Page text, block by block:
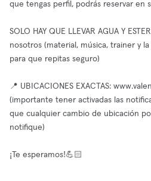
que tengas perfil, podrás reservar en
SOLO HAY QUE LLEVAR AGUA Y
nosotros (material, música, trainer y
para que repitas seguro)
📍 UBICACIONES EXACTAS:
(importante tener activadas las
que cualquier cambio de ubicación
notifique)
¡Te esperamos!💪🏻